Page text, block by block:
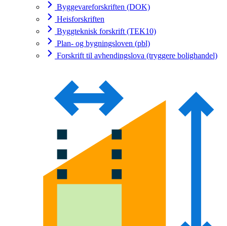
Byggevareforskriften (DOK)
Heisforskriften
Byggteknisk forskrift (TEK10)
Plan- og bygningsloven (pbl)
Forskrift til avhendingslova (tryggere bolighandel)